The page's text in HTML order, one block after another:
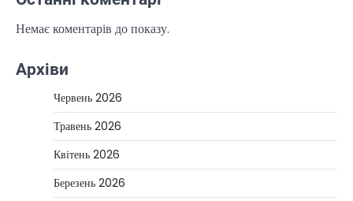
Немає коментарів до показу.
Архіви
Червень 2026
Травень 2026
Квітень 2026
Березень 2026